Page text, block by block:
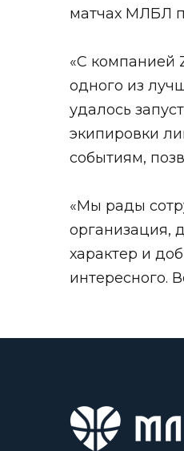
матчах МЛБЛ
«С компанией
одного из
удалось
экипировки
событиям,
«Мы рады
организация,
характер и
интересного.